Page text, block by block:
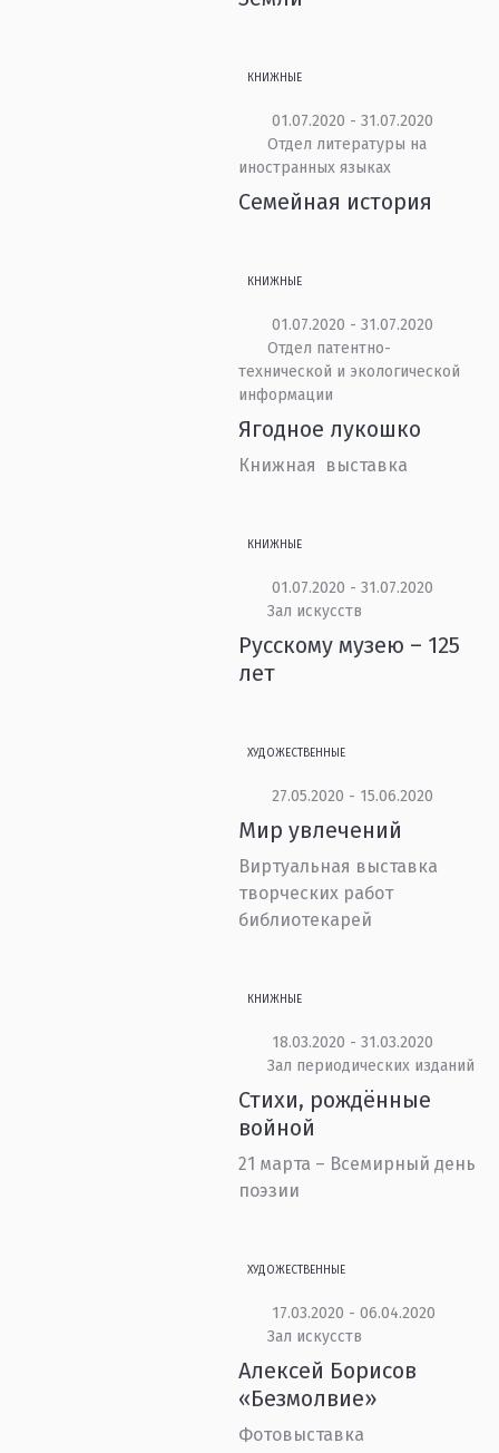
КНИЖНЫЕ
01.07.2020 - 31.07.2020
Отдел литературы на
иностранных языках
Семейная история
КНИЖНЫЕ
01.07.2020 - 31.07.2020
Отдел патентно-
технической и экологической
информации
Ягодное лукошко
Книжная выставка
КНИЖНЫЕ
01.07.2020 - 31.07.2020
Зал искусств
Русскому музею – 125
лет
ХУДОЖЕСТВЕННЫЕ
27.05.2020 - 15.06.2020
Мир увлечений
Виртуальная выставка
творческих работ
библиотекарей
КНИЖНЫЕ
18.03.2020 - 31.03.2020
Зал периодических изданий
Стихи, рождённые
войной
21 марта – Всемирный день
поэзии
ХУДОЖЕСТВЕННЫЕ
17.03.2020 - 06.04.2020
Зал искусств
Алексей Борисов
«Безмолвие»
Фотовыставка